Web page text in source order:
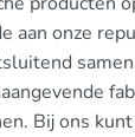
aan onze
Bij ons